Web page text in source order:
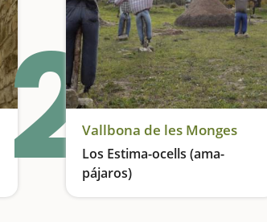
2Vallbona de les Monges
Los Estima-ocells (ama-
pájaros)
Un museo muy singular al aire libre